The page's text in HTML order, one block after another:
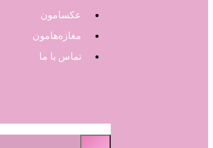
عکسامون
مغازه‌هامون
تماس با ما